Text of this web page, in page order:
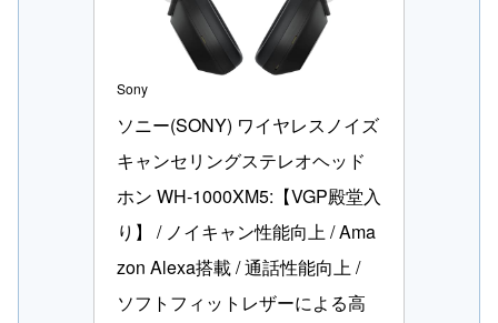
Sony
ソニー(SONY) ワイヤレスノイズ
キャンセリングステレオヘッド
ホン WH-1000XM5:【VGP殿堂入
り】 / ノイキャン性能向上 / Ama
zon Alexa搭載 / 通話性能向上 /
ソフトフィットレザーによる高